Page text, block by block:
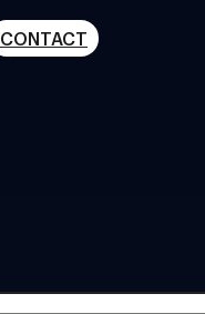
CONTACT